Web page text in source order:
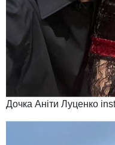
Дочка Аніти Луценко